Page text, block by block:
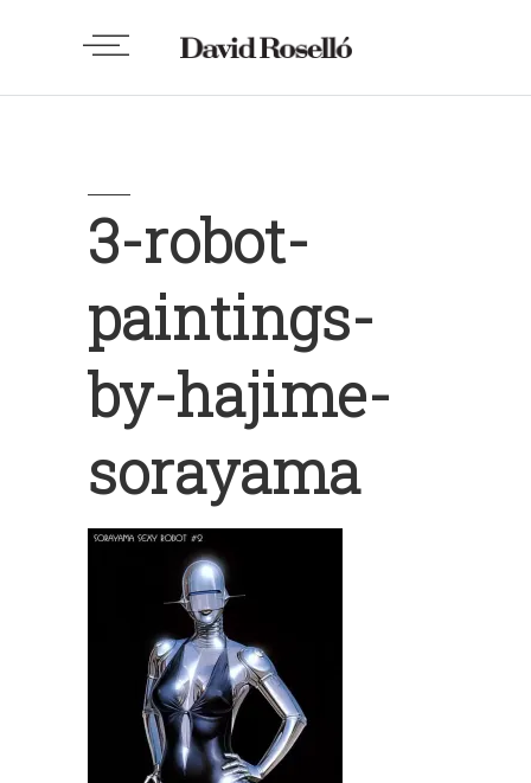
3-robot-
paintings-
by-hajime-
sorayama